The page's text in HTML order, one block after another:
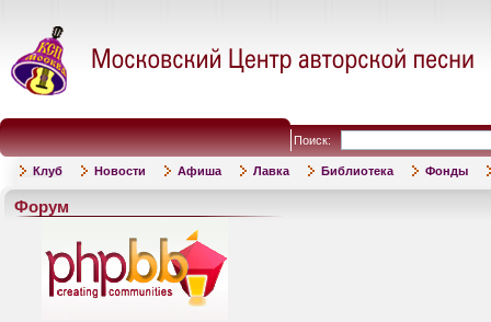
Поиск:
Клуб Новости Афиша Лавка Библиотека Фонды
Форум